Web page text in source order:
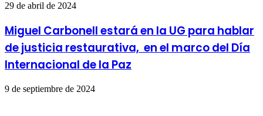
29 de abril de 2024
Miguel Carbonell estará en la UG para hablar
de justicia restaurativa, en el marco del Día
Internacional de la Paz
9 de septiembre de 2024